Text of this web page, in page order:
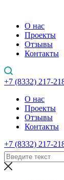
О нас
Проекты
Отзывы
Контакты
+7 (8332) 217-
О нас
Проекты
Отзывы
Контакты
+7 (8332) 217-